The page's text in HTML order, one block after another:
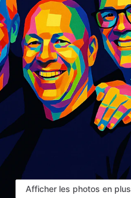
Afficher les photos en